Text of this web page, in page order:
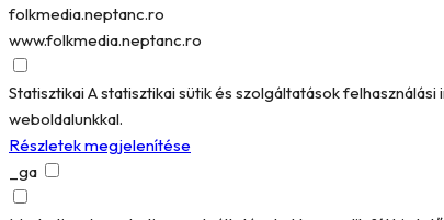
folkmedia.neptanc.ro
www.folkmedia.neptanc.ro
StatisztikaiA statisztikai sütik és szolgáltatások
weboldalunkkal.
Részletek megjelenítése
_ga